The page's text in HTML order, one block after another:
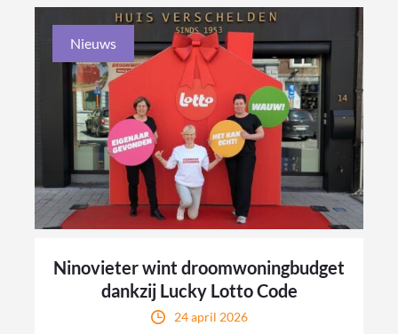
Nieuws
Ninovieter wint droomwoningbudget
dankzij Lucky Lotto Code
24 april 2026